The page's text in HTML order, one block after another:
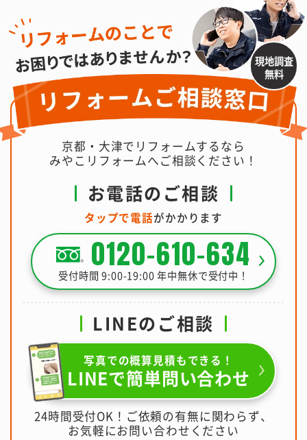
現地調査
無料
京都・大津でリフォームするなら
みやこリフォームへご相談ください！
お電話のご相談
タップで電話がかかります
0120-610-634
受付時間 9:00-19:00 年中無休で受付中！
LINEのご相談
写真での概算見積もできる！
LINEで簡単問い合わせ
24時間受付OK！ご依頼の有無に関わらず、
お気軽にお問い合わせください